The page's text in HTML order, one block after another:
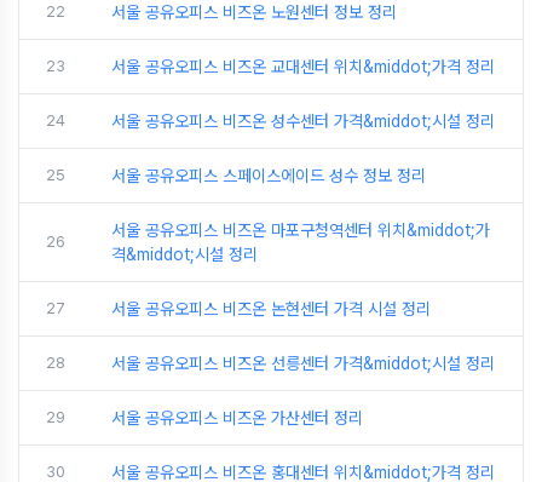
22 서울 공유오피스 비즈온 노원센터 정보 정리
23 서울 공유오피스 비즈온 교대센터 위치&middot;가격 정리
24 서울 공유오피스 비즈온 성수센터 가격&middot;시설 정리
25 서울 공유오피스 스페이스에이드 성수 정보 정리
26
서울 공유오피스 비즈온 마포구청역센터 위치&middot;가
격&middot;시설 정리
27 서울 공유오피스 비즈온 논현센터 가격 시설 정리
28 서울 공유오피스 비즈온 선릉센터 가격&middot;시설 정리
29 서울 공유오피스 비즈온 가산센터 정리
30 서울 공유오피스 비즈온 홍대센터 위치&middot;가격 정리